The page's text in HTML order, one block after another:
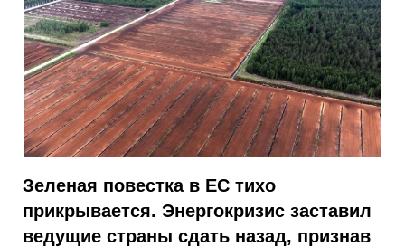
Зеленая повестка в ЕС тихо
прикрывается. Энергокризис заставил
ведущие страны сдать назад, признав